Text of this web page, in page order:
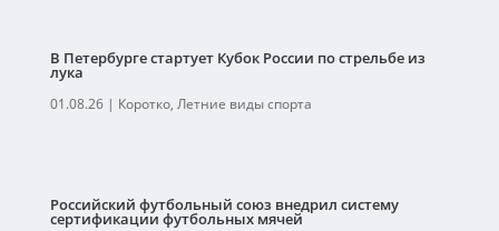
В Петербурге стартует Кубок России по стрельбе из
лука
01.08.26| Коротко, Летние виды спорта
Российский футбольный союз внедрил систему
сертификации футбольных мячей